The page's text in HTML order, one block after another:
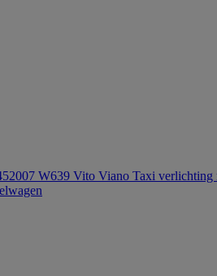
W639 Vito Viano Taxi verlichting